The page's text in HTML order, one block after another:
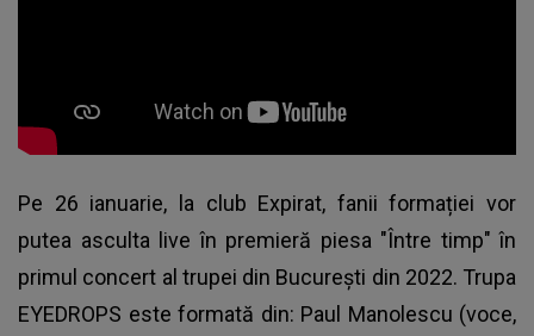
Pe 26 ianuarie, la club Expirat, fanii formației vor
putea asculta live în premieră piesa "Între timp" în
primul concert al trupei din București din 2022. Trupa
EYEDROPS este formată din: Paul Manolescu (voce,